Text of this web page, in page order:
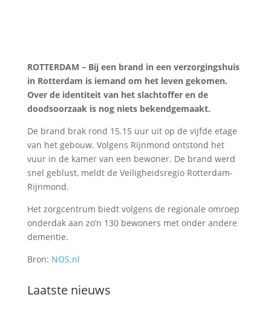
ROTTERDAM – Bij een brand in een verzorgingshuis
in Rotterdam is iemand om het leven gekomen.
Over de identiteit van het slachtoffer en de
doodsoorzaak is nog niets bekendgemaakt.
De brand brak rond 15.15 uur uit op de vijfde etage
van het gebouw. Volgens Rijnmond ontstond het
vuur in de kamer van een bewoner. De brand werd
snel geblust, meldt de Veiligheidsregio Rotterdam-
Rijnmond.
Het zorgcentrum biedt volgens de regionale omroep
onderdak aan zo’n 130 bewoners met onder andere
dementie.
Bron: NOS.nl
Laatste nieuws